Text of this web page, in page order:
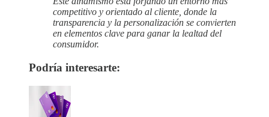
competitivo y orientado al cliente, donde la
transparencia y la personalización se convierten
en elementos clave para ganar la lealtad del
consumidor.
Podría interesarte: